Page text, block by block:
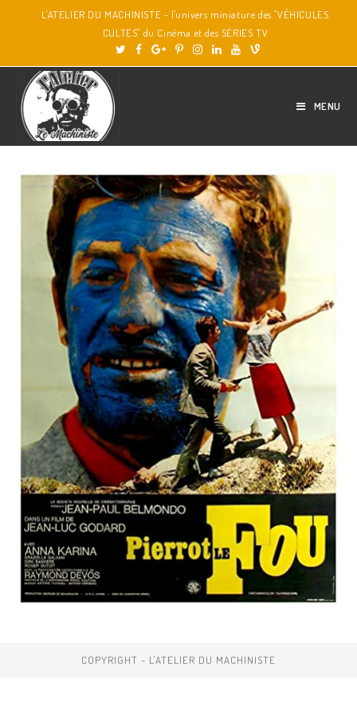
L'ATELIER DU MACHINISTE - l'univers miniature des "VÉHICULES
CULTES" du Cinéma et des SÉRIES TV
MENU
COPYRIGHT - L'ATELIER DU MACHINISTE